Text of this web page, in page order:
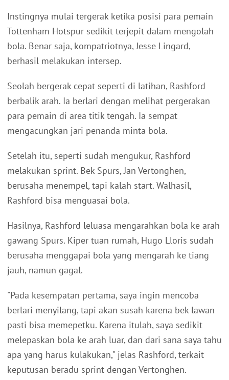
Instingnya mulai tergerak ketika posisi para pemain
Tottenham Hotspur sedikit terjepit dalam mengolah
bola. Benar saja, kompatriotnya, Jesse Lingard,
berhasil melakukan intersep.
Seolah bergerak cepat seperti di latihan, Rashford
berbalik arah. Ia berlari dengan melihat pergerakan
para pemain di area titik tengah. Ia sempat
mengacungkan jari penanda minta bola.
Setelah itu, seperti sudah mengukur, Rashford
melakukan sprint. Bek Spurs, Jan Vertonghen,
berusaha menempel, tapi kalah start. Walhasil,
Rashford bisa menguasai bola.
Hasilnya, Rashford leluasa mengarahkan bola ke arah
gawang Spurs. Kiper tuan rumah, Hugo Lloris sudah
berusaha menggapai bola yang mengarah ke tiang
jauh, namun gagal.
"Pada kesempatan pertama, saya ingin mencoba
berlari menyilang, tapi akan susah karena bek lawan
pasti bisa memepetku. Karena itulah, saya sedikit
melepaskan bola ke arah luar, dan dari sana saya tahu
apa yang harus kulakukan," jelas Rashford, terkait
keputusan beradu sprint dengan Vertonghen.